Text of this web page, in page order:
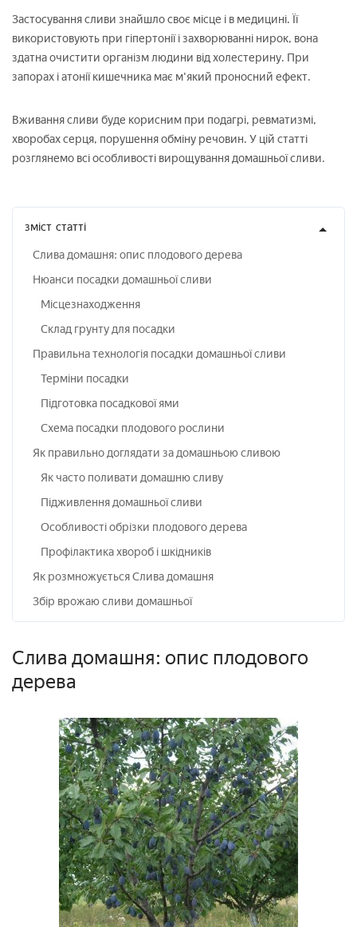
Застосування сливи знайшло своє місце і в медицині. Її
використовують при гіпертонії і захворюванні нирок, вона
здатна очистити організм людини від холестерину. При
запорах і атонії кишечника має м'який проносний ефект.
Вживання сливи буде корисним при подагрі, ревматизмі,
хворобах серця, порушення обміну речовин. У цій статті
розглянемо всі особливості вирощування домашньої сливи.
зміст статті
Слива домашня: опис плодового дерева
Нюанси посадки домашньої сливи
Місцезнаходження
Склад грунту для посадки
Правильна технологія посадки домашньої сливи
Терміни посадки
Підготовка посадкової ями
Схема посадки плодового рослини
Як правильно доглядати за домашньою сливою
Як часто поливати домашню сливу
Підживлення домашньої сливи
Особливості обрізки плодового дерева
Профілактика хвороб і шкідників
Як розмножується Слива домашня
Збір врожаю сливи домашньої
Слива домашня: опис плодового
дерева